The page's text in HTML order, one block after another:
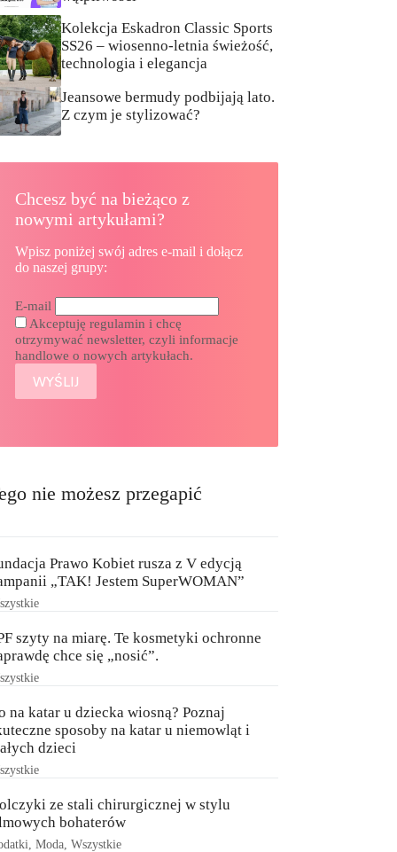
Kolekcja Eskadron Classic Sports
SS26 – wiosenno-letnia świeżość,
technologia i elegancja
Jeansowe bermudy podbijają lato.
Z czym je stylizować?
Chcesz być na bieżąco z
nowymi artykułami?
Wpisz poniżej swój adres e-mail i dołącz
do naszej grupy:
E-mail
Akceptuję regulamin i chcę
otrzymywać newsletter, czyli informacje
handlowe o nowych artykułach.
nie możesz przegapić
Prawo Kobiet rusza z V edycją
„TAK! Jestem SuperWOMAN”
szyty na miarę. Te kosmetyki ochronne
chce się „nosić”.
na katar u dziecka wiosną? Poznaj
sposoby na katar u niemowląt i
dzieci
ze stali chirurgicznej w stylu
bohaterów
,Moda ,Wszystkie